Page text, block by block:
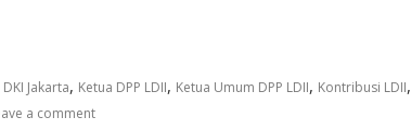
DKI Jakarta, Ketua DPP LDII, Ketua Umum DPP LDII, Kontribusi LDII,
a comment